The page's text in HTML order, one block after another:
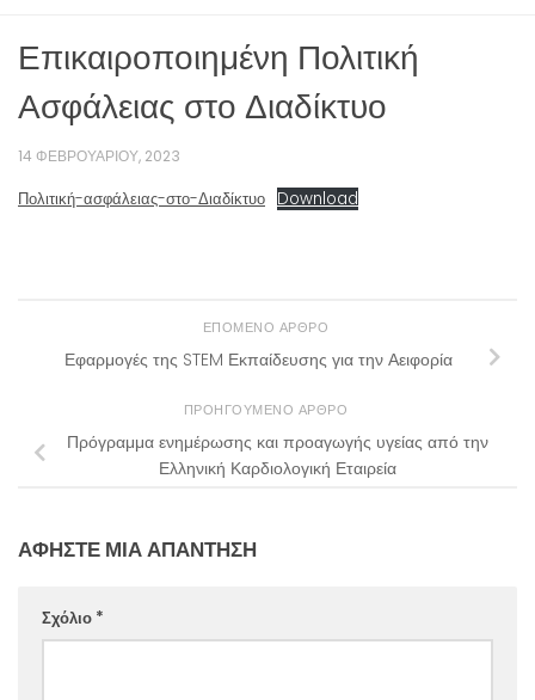
Επικαιροποιημένη Πολιτική
Ασφάλειας στο Διαδίκτυο
14 ΦΕΒΡΟΥΑΡΊΟΥ, 2023
Πολιτική-ασφάλειας-στο-Διαδίκτυο Download
ΕΠΌΜΕΝΟ ΆΡΘΡΟ
Εφαρμογές της STEM Εκπαίδευσης για την Αειφορία
ΠΡΟΗΓΟΎΜΕΝΟ ΆΡΘΡΟ
Πρόγραμμα ενημέρωσης και προαγωγής υγείας από την
Ελληνική Καρδιολογική Εταιρεία
ΑΦΉΣΤΕ ΜΙΑ ΑΠΆΝΤΗΣΗ
Σχόλιο *